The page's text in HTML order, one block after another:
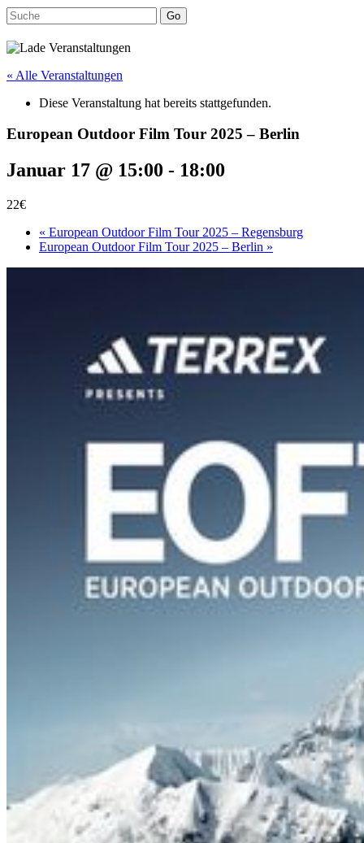
Go
« Alle Veranstaltungen
Diese Veranstaltung hat bereits stattgefunden.
European Outdoor Film Tour 2025 – Berlin
Januar 17 @ 15:00 - 18:00
22€
« European Outdoor Film Tour 2025 – Regensburg
European Outdoor Film Tour 2025 – Berlin »